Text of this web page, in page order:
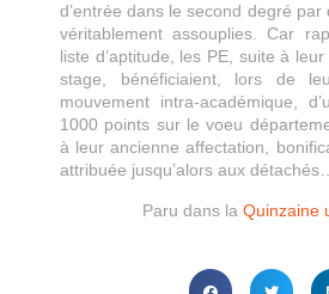
d’entrée dans le second degré
véritablement assouplies. Car
liste d’aptitude, les PE, suite à
stage, bénéficiaient, lors de
mouvement intra-académique,
1000 points sur le voeu
à leur ancienne affectation,
attribuée jusqu’alors aux détachés…
Paru dans la Quinzaine